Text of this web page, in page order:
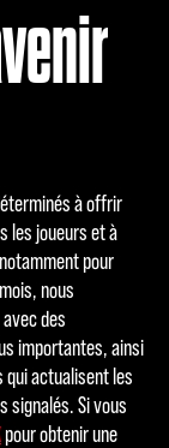
à offrir
les joueurs et à
pour
nous
des
importantes, ainsi
qui actualisent les
signalés. Si vous
pour obtenir une